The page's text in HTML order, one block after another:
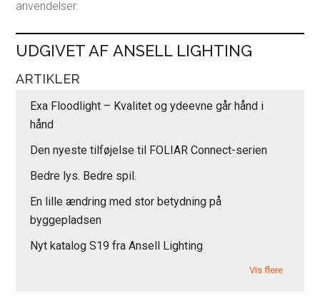
anvendelser.
UDGIVET AF ANSELL LIGHTING
ARTIKLER
Exa Floodlight – Kvalitet og ydeevne går hånd i
hånd
Den nyeste tilføjelse til FOLIAR Connect-serien
Bedre lys. Bedre spil.
En lille ændring med stor betydning på
byggepladsen
Nyt katalog S19 fra Ansell Lighting
Vis flere